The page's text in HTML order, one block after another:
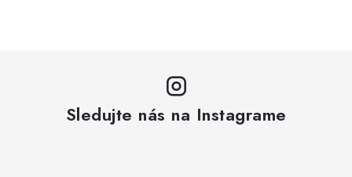
Sledujte nás na Instagrame